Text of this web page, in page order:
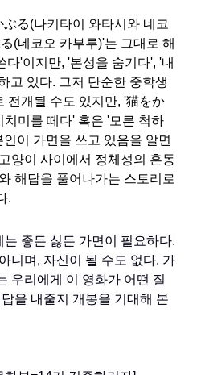
ぶる(나키타이 와타시와 네코
(네코오 카부루)'는 그대로 해
다'이지만, '본성을 숨기다', '내
고 있다. 그저 단순한 중학생
전개될 수도 있지만, '猫をか
치미를 떼다' 혹은'모른 척하
인이 가면을 쓰고 있음을 알면
양이 사이에서 정체성의 혼동
해답을 풀어나가는 스토리로
.
좋든 싫든 가면이 필요하다.
니며, 자신이 될 수도 없다. 가
우리에게 이 영화가 어떤 질
을 내줄지 개봉을 기대해 본